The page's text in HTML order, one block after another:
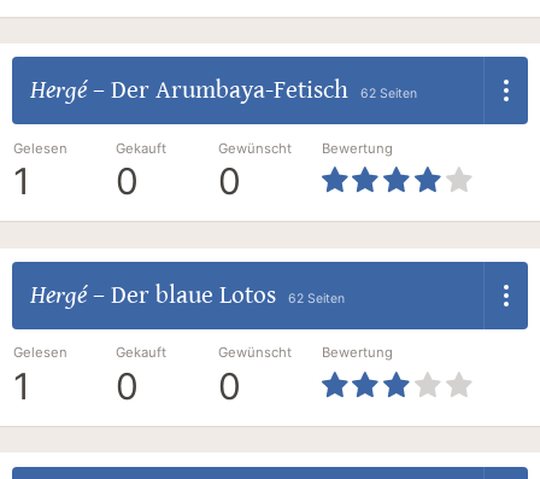
Hergé– Der Arumbaya-Fetisch 62 Seiten
Gelesen
1
Gekauft
0
Gewünscht
0
Bewertung
Hergé– Der blaue Lotos 62 Seiten
Gelesen
1
Gekauft
0
Gewünscht
0
Bewertung